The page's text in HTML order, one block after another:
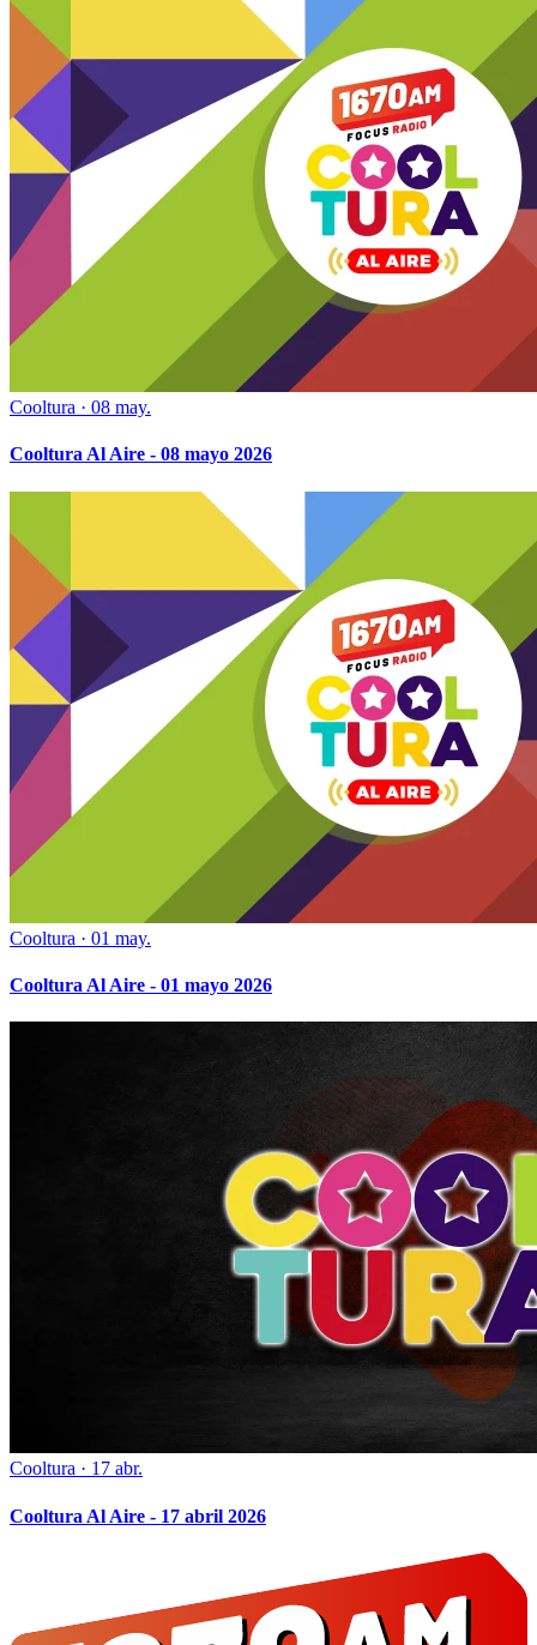
Cooltura · 08 may.
Cooltura Al Aire - 08 mayo 2026
Cooltura · 01 may.
Cooltura Al Aire - 01 mayo 2026
Cooltura · 17 abr.
Cooltura Al Aire - 17 abril 2026